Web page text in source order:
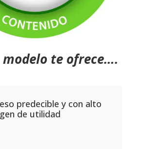
te ofrece….
predecible y con alto
de utilidad